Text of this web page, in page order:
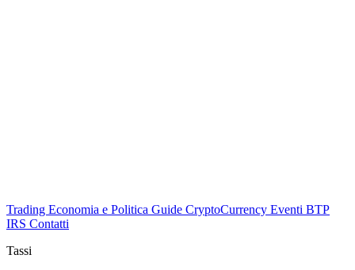
Trading Economia e Politica Guide CryptoCurrency Eventi BTP
IRS Contatti
Tassi